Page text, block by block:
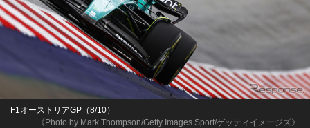
《Photo by Mark Thompson/Getty Images Sport/ゲッティイメージズ》
F1オーストリアGP（8/10）